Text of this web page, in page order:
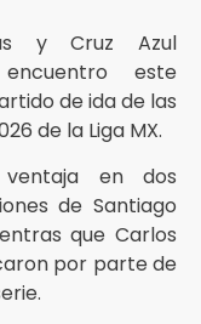
y Cruz Azul
este
de ida de las
de la Liga MX.
en dos
de Santiago
que Carlos
por parte de